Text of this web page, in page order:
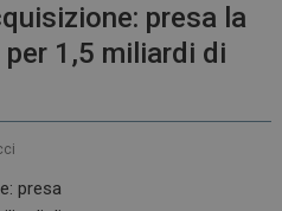
presa la
1,5 miliardi di